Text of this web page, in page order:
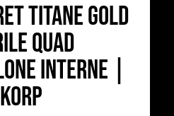
Titane Gold
Quad
Interne |